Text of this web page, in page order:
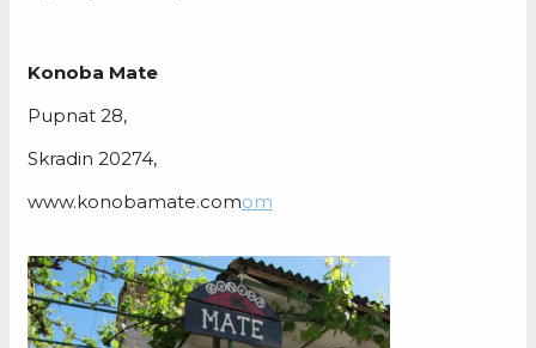
Konoba Mate
Pupnat 28,
Skradin 20274,
www.konobamate.comom